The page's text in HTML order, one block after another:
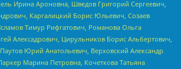
Ирина Ароновна, Шведов Григорий Сергеевич,
Каргалицкий Борис Юльевич, Созаев
Тимур Рифгатович, Романова Ольга
Алексадрович, Цирульников Борис Альбертович,
Юрий Анатольевич, Верховский Александр
Марина Петровна, Кочеткова Татьяна